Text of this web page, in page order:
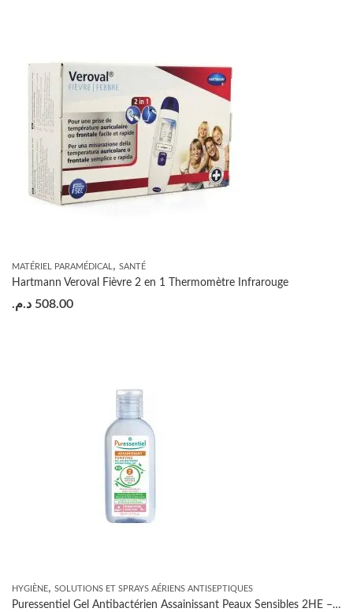
MATÉRIEL PARAMÉDICAL, SANTÉ
Hartmann Veroval Fièvre 2 en 1 Thermomètre Infrarouge
508.00 د.م.
HYGIÈNE, SOLUTIONS ET SPRAYS AÉRIENS ANTISEPTIQUES
Puressentiel Gel Antibactérien Assainissant Peaux Sensibles 2HE – 80ml